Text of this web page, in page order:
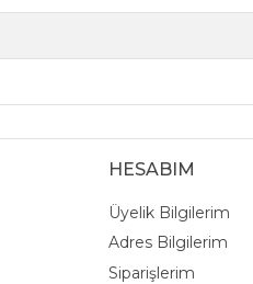
HESABIM
Üyelik Bilgilerim
Adres Bilgilerim
Siparişlerim